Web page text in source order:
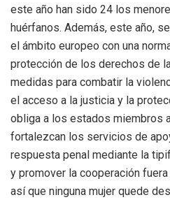
este año han sido 24 los
huérfanos. Además, este año,
el ámbito europeo con una
protección de los derechos de
medidas para combatir la
el acceso a la justicia y la
obliga a los estados miembros
fortalezcan los servicios de
respuesta penal mediante la
y promover la cooperación
así que ninguna mujer quede